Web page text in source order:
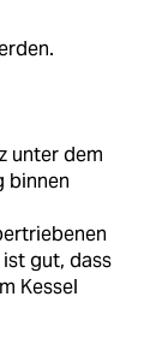
unter dem
binnen
gut, dass
Kessel